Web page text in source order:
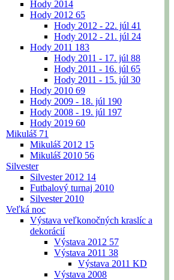
Hody 2014
Hody 2012 65
Hody 2012 - 22. júl 41
Hody 2012 - 21. júl 24
Hody 2011 183
Hody 2011 - 17. júl 88
Hody 2011 - 16. júl 65
Hody 2011 - 15. júl 30
Hody 2010 69
Hody 2009 - 18. júl 190
Hody 2008 - 19. júl 197
Hody 2019 60
Mikuláš 71
Mikuláš 2012 15
Mikuláš 2010 56
Silvester
Silvester 2012 14
Futbalový turnaj 2010
Silvester 2010
Veľká noc
Výstava veľkonočných kraslíc a
dekorácií
Výstava 2012 57
Výstava 2011 38
Výstava 2011 KD
Výstava 2008